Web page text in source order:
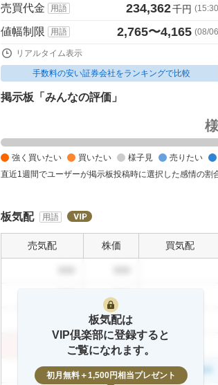
売買代金 用語 234,362千円 (15:30
値幅制限 用語 2,765〜4,165 (08/06
リアルタイム表示
手数料の安い証券会社をランキングで比較
掲示板「みんなの評価」
く
買
い
0
買
強く買いたい 買いたい 様子見 売りたい
直近1週間でユーザーが掲示板投稿時に選択した感情の割
板気配 用語
売気配 株価 買気配
999
999 999
999
板気配は
VIP倶楽部に登録すると
ご覧になれます。
初月無料＋1,500円相当プレゼント